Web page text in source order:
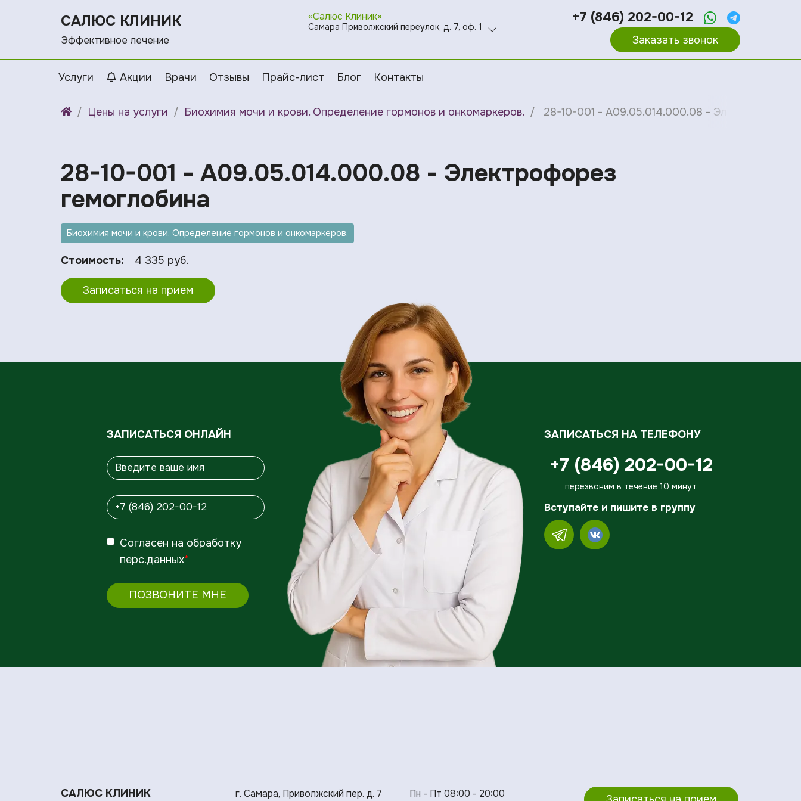
САЛЮС КЛИНИК
Эффективное лечение
«Салюс Клиник»
Самара Приволжский переулок, д. 7, оф. 1
+7 (846) 202-00-12
Заказать звонок
Услуги Акции Врачи Отзывы Прайс-лист Блог Контакты
Цены на услуги Биохимия мочи и крови. Определение гормонов и онкомаркеров. 28-10-001 - A09.05.014.000.08 - Электрофорез
28-10-001 - A09.05.014.000.08 - Электрофорез
гемоглобина
Биохимия мочи и крови. Определение гормонов и онкомаркеров.
Стоимость: 4 335 руб.
Записаться на прием
ЗАПИСАТЬСЯ ОНЛАЙН
Согласен на обработку
перс.данных*
ПОЗВОНИТЕ МНЕ
ЗАПИСАТЬСЯ НА ТЕЛЕФОНУ
+7 (846) 202-00-12
перезвоним в течение 10 минут
Вступайте и пишите в группу
САЛЮС КЛИНИК г. Самара, Приволжский пер. д. 7 Пн - Пт 08:00 - 20:00